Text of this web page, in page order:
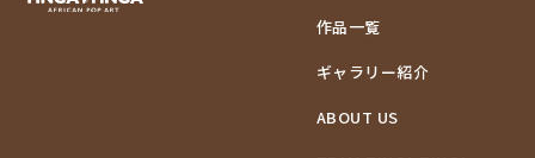
作品一覧
ギャラリー紹介
ABOUT US